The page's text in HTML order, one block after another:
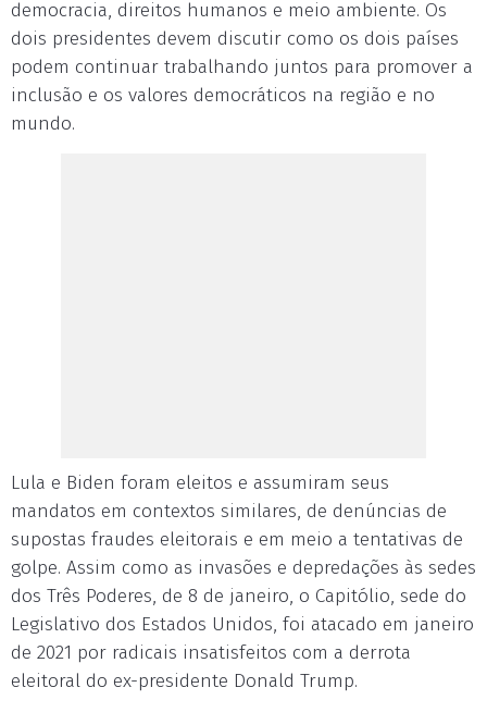
democracia, direitos humanos e meio ambiente. Os
dois presidentes devem discutir como os dois países
podem continuar trabalhando juntos para promover a
inclusão e os valores democráticos na região e no
mundo.
Lula e Biden foram eleitos e assumiram seus
mandatos em contextos similares, de denúncias de
supostas fraudes eleitorais e em meio a tentativas de
golpe. Assim como as invasões e depredações às sedes
dos Três Poderes, de 8 de janeiro, o Capitólio, sede do
Legislativo dos Estados Unidos, foi atacado em janeiro
de 2021 por radicais insatisfeitos com a derrota
eleitoral do ex-presidente Donald Trump.